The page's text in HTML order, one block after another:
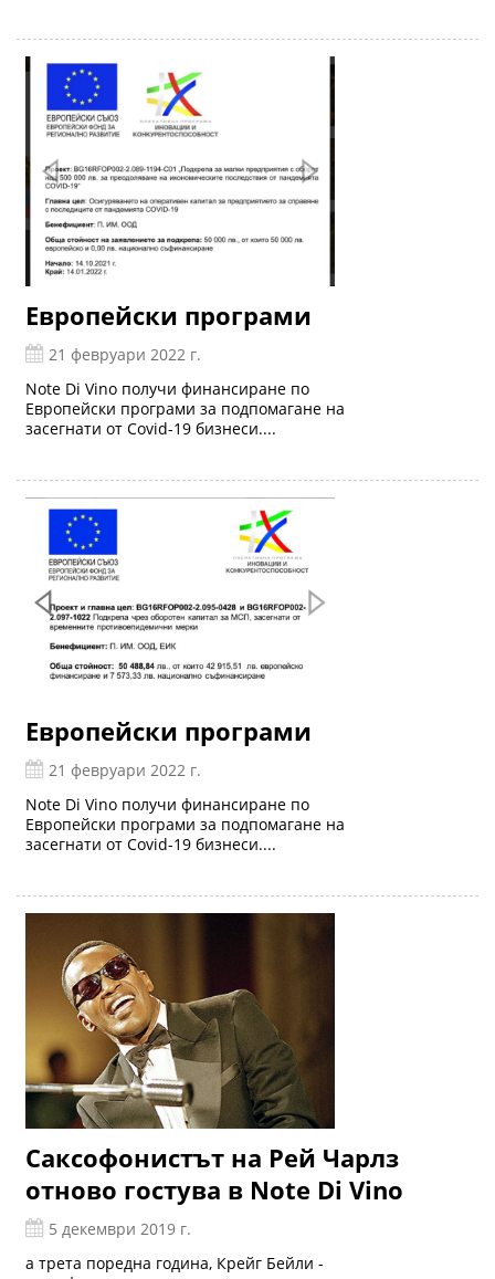
Европейски програми
21 февруари 2022 г.
Note Di Vino получи финансиране по
Европейски програми за подпомагане на
засегнати от Covid-19 бизнеси....
Европейски програми
21 февруари 2022 г.
Note Di Vino получи финансиране по
Европейски програми за подпомагане на
засегнати от Covid-19 бизнеси....
Саксофонистът на Рей Чарлз
отново гостува в Note Di Vino
5 декември 2019 г.
а трета поредна година, Крейг Бейли -